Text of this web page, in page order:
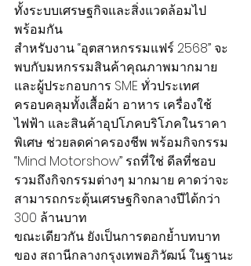
ทั้งระบบเศรษฐกิจและสิ่งแวดล้อมไป
พร้อมกัน
สำหรับงาน “อุตสาหกรรมแฟร์ 2568” จะ
พบกับมหกรรมสินค้าคุณภาพมากมาย
และผู้ประกอบการ SME ทั่วประเทศ
ครอบคลุมทั้งเสื้อผ้า อาหาร เครื่องใช้
ไฟฟ้า และสินค้าอุปโภคบริโภคในราคา
พิเศษ ช่วยลดค่าครองชีพ พร้อมกิจกรรม
“Mind Motorshow” รถที่ใช่ ดีลที่ชอบ
รวมถึงกิจกรรมต่างๆ มากมาย คาดว่าจะ
สามารถกระตุ้นเศรษฐกิจกลางปีได้กว่า
300 ล้านบาท
ขณะเดียวกัน ยังเป็นการตอกย้ำบทบาท
ของ สถานีกลางกรุงเทพอภิวัฒน์ ในฐานะ